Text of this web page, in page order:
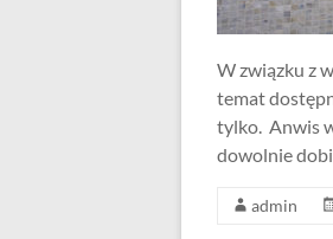
W związku z
temat
tylko. Anwis
dowolnie
admin